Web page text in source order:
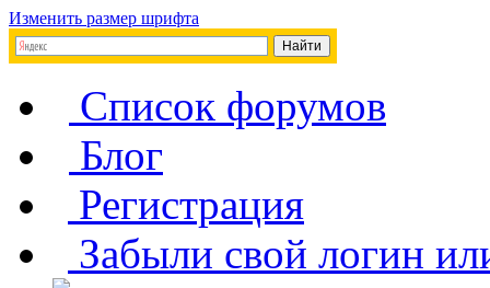
Изменить размер шрифта
Список форумов
Блог
Регистрация
Забыли свой логин